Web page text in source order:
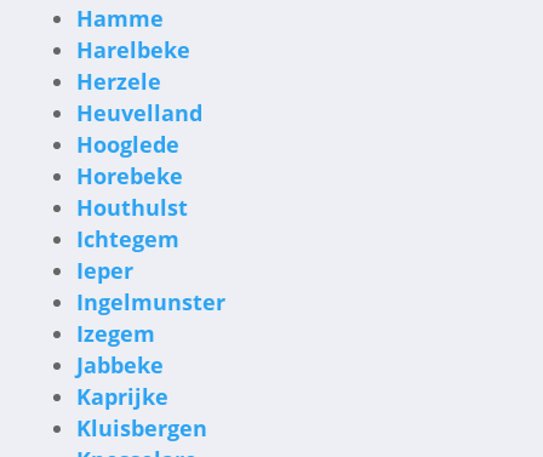
Hamme
Harelbeke
Herzele
Heuvelland
Hooglede
Horebeke
Houthulst
Ichtegem
Ieper
Ingelmunster
Izegem
Jabbeke
Kaprijke
Kluisbergen